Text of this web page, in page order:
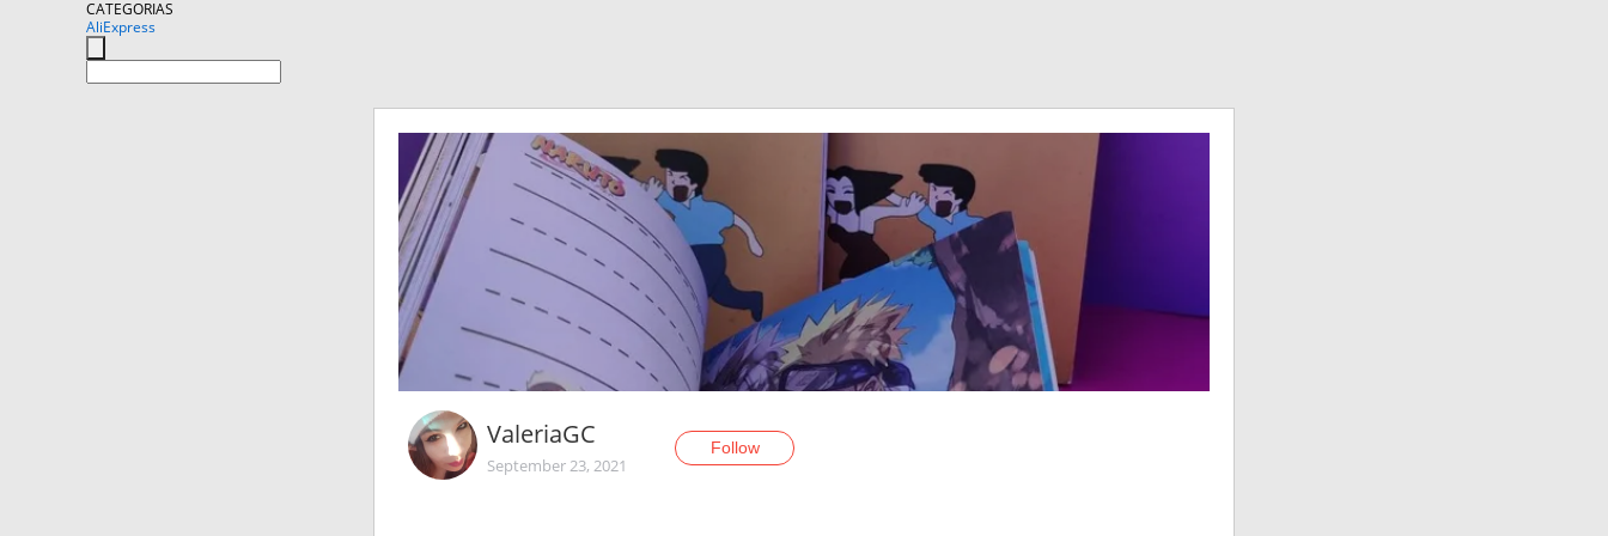
CATEGORIAS
AliExpress
ValeriaGC
September 23, 2021
Follow